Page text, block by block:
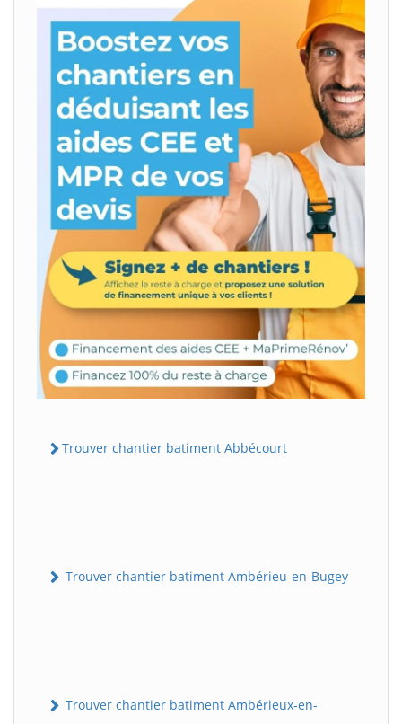
Trouver chantier batiment Abbécourt
Trouver chantier batiment Ambérieu-en-Bugey
Trouver chantier batiment Ambérieux-en-